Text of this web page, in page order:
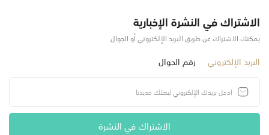
الاشتراك في النشرة الإخبارية
يمكنك الاشتراك عن طريق البريد الإلكتروني أو الجوال
البريد الإلكتروني رقم الجوال
الاشتراك في النشرة